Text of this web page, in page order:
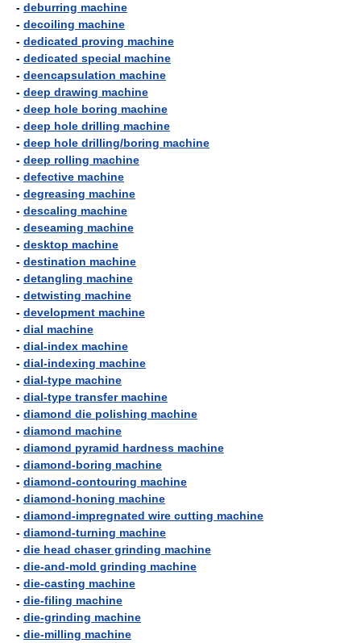
- deburring machine
- decoiling machine
- dedicated proving machine
- dedicated special machine
- deencapsulation machine
- deep drawing machine
- deep hole boring machine
- deep hole drilling machine
- deep hole drilling/boring machine
- deep rolling machine
- defective machine
- degreasing machine
- descaling machine
- deseaming machine
- desktop machine
- destination machine
- detangling machine
- detwisting machine
- development machine
- dial machine
- dial-index machine
- dial-indexing machine
- dial-type machine
- dial-type transfer machine
- diamond die polishing machine
- diamond machine
- diamond pyramid hardness machine
- diamond-boring machine
- diamond-contouring machine
- diamond-honing machine
- diamond-impregnated wire cutting machine
- diamond-turning machine
- die head chaser grinding machine
- die-and-mold grinding machine
- die-casting machine
- die-filing machine
- die-grinding machine
- die-milling machine